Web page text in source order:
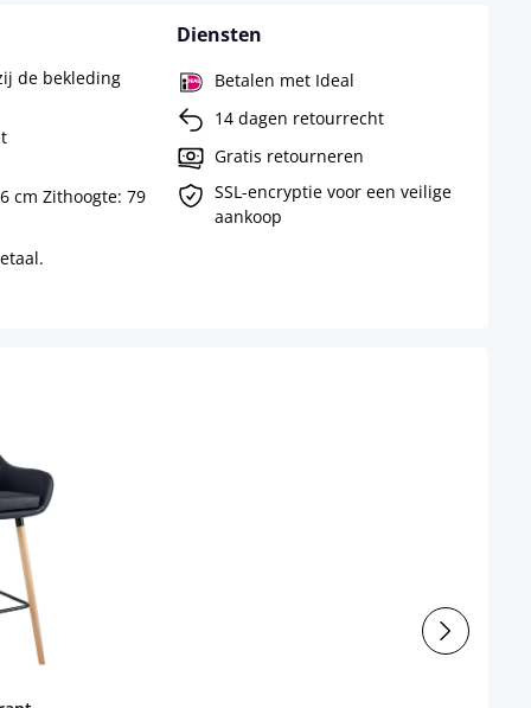
de bekleding
cm Zithoogte: 79
Diensten
Betalen met Ideal
14 dagen retourrecht
Gratis retourneren
SSL-encryptie voor een veilige
aankoop